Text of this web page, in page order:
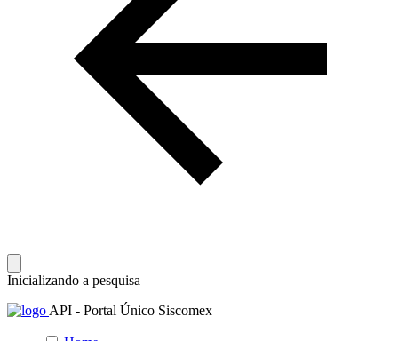
Inicializando a pesquisa
API - Portal Único Siscomex